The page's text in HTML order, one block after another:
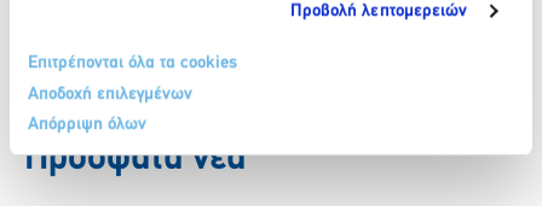
Προβολή λεπτομερειών
Επιτρέπονται όλα τα cookies
Αποδοχή επιλεγμένων
Απόρριψη όλων
LinkedIn
Πρόσφατα νέα